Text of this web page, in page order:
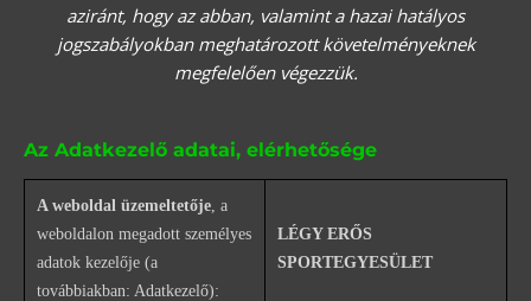
aziránt, hogy az abban, valamint a hazai hatályos
jogszabályokban meghatározott követelményeknek
megfelelően végezzük.
Az Adatkezelő adatai, elérhetősége
A weboldal üzemeltetője , a
weboldalon megadott személyes
adatok kezelője (a
továbbiakban: Adatkezelő):
LÉGY ERŐS
SPORTEGYESÜLET